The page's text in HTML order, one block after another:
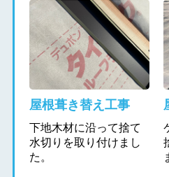
屋根葺き替え工事
下地木材に沿って捨て
水切りを取り付けまし
た。